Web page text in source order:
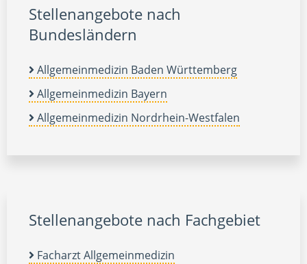
Stellenangebote nach
Bundesländern
Allgemeinmedizin Baden Württemberg
Allgemeinmedizin Bayern
Allgemeinmedizin Nordrhein-Westfalen
Stellenangebote nach Fachgebiet
Facharzt Allgemeinmedizin